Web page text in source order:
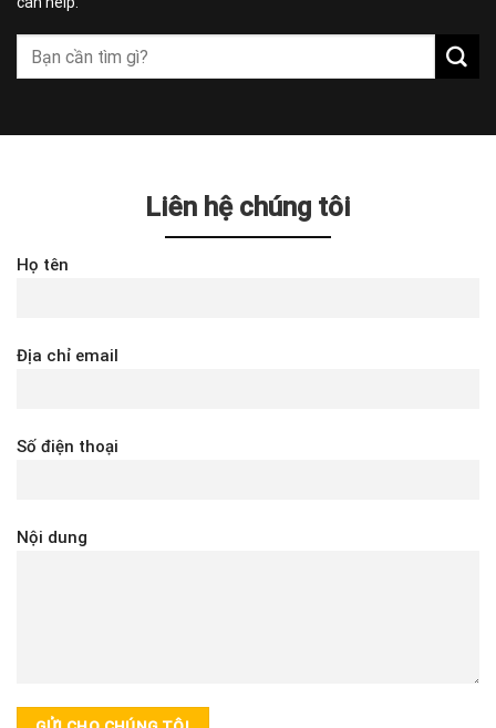
Liên hệ chúng tôi
Họ tên
Địa chỉ email
Số điện thoại
Nội dung